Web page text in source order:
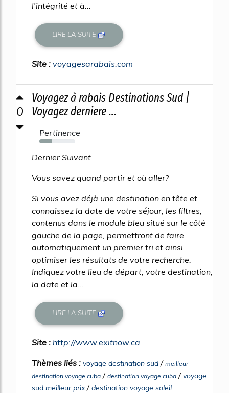
l'intégrité et à...
LIRE LA SUITE
Site : voyagesarabais.com
0
Voyagez à rabais Destinations Sud |
Voyagez derniere ...
Pertinence
35%
Dernier Suivant
Vous savez quand partir et où aller?
Si vous avez déjà une destination en tête et
connaissez la date de votre séjour, les filtres,
contenus dans le module bleu situé sur le côté
gauche de la page, permettront de faire
automatiquement un premier tri et ainsi
optimiser les résultats de votre recherche.
Indiquez votre lieu de départ, votre destination,
la date et la...
LIRE LA SUITE
Site : http://www.exitnow.ca
Thèmes liés : voyage destination sud / meilleur
destination voyage cuba / destination voyage cuba /voyage
sud meilleur prix/destination voyage soleil